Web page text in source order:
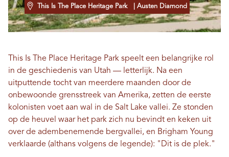
This Is The Place Heritage Park | Austen Diamond
This Is The Place Heritage Park speelt een belangrijke rol
in de geschiedenis van Utah — letterlijk. Na een
uitputtende tocht van meerdere maanden door de
onbewoonde grensstreek van Amerika, zetten de eerste
kolonisten voet aan wal in de Salt Lake vallei. Ze stonden
op de heuvel waar het park zich nu bevindt en keken uit
over de adembenemende bergvallei, en Brigham Young
verklaarde (althans volgens de legende): "Dit is de plek."